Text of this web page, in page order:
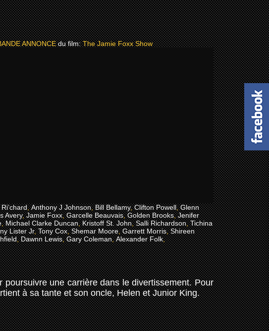
ANNONCE du film: The Jamie Foxx Show
,Anthony J Johnson,Bill Bellamy,Clifton Powell,Glenn
Avery,Jamie Foxx,Garcelle Beauvais,Golden Brooks,Jenifer
,Michael Clarke Duncan,Kristoff St. John,Salli Richardson,Tichina
Lister Jr,Tony Cox,Shemar Moore,Garrett Morris,Shireen
,Dawnn Lewis,Gary Coleman,Alexander Folk,
une carrière dans le divertissement. Pour
à sa tante et son oncle, Helen et Junior King.